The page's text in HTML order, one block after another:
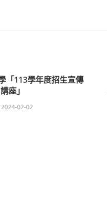
「113學年度招生宣傳
講座」
2024-02-02